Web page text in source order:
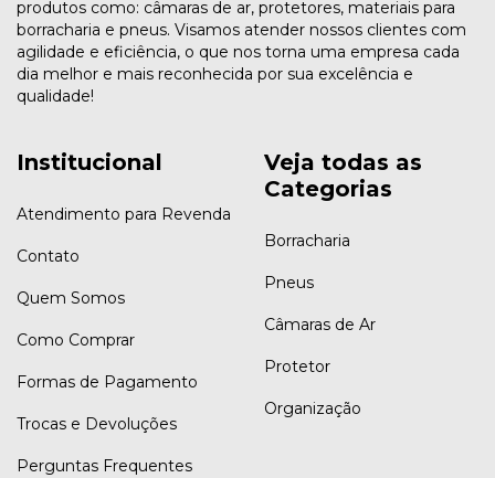
produtos como: câmaras de ar, protetores, materiais para
borracharia e pneus. Visamos atender nossos clientes com
agilidade e eficiência, o que nos torna uma empresa cada
dia melhor e mais reconhecida por sua excelência e
qualidade!
Institucional
Atendimento para Revenda
Contato
Quem Somos
Como Comprar
Formas de Pagamento
Trocas e Devoluções
Perguntas Frequentes
Veja todas as
Categorias
Borracharia
Pneus
Câmaras de Ar
Protetor
Organização